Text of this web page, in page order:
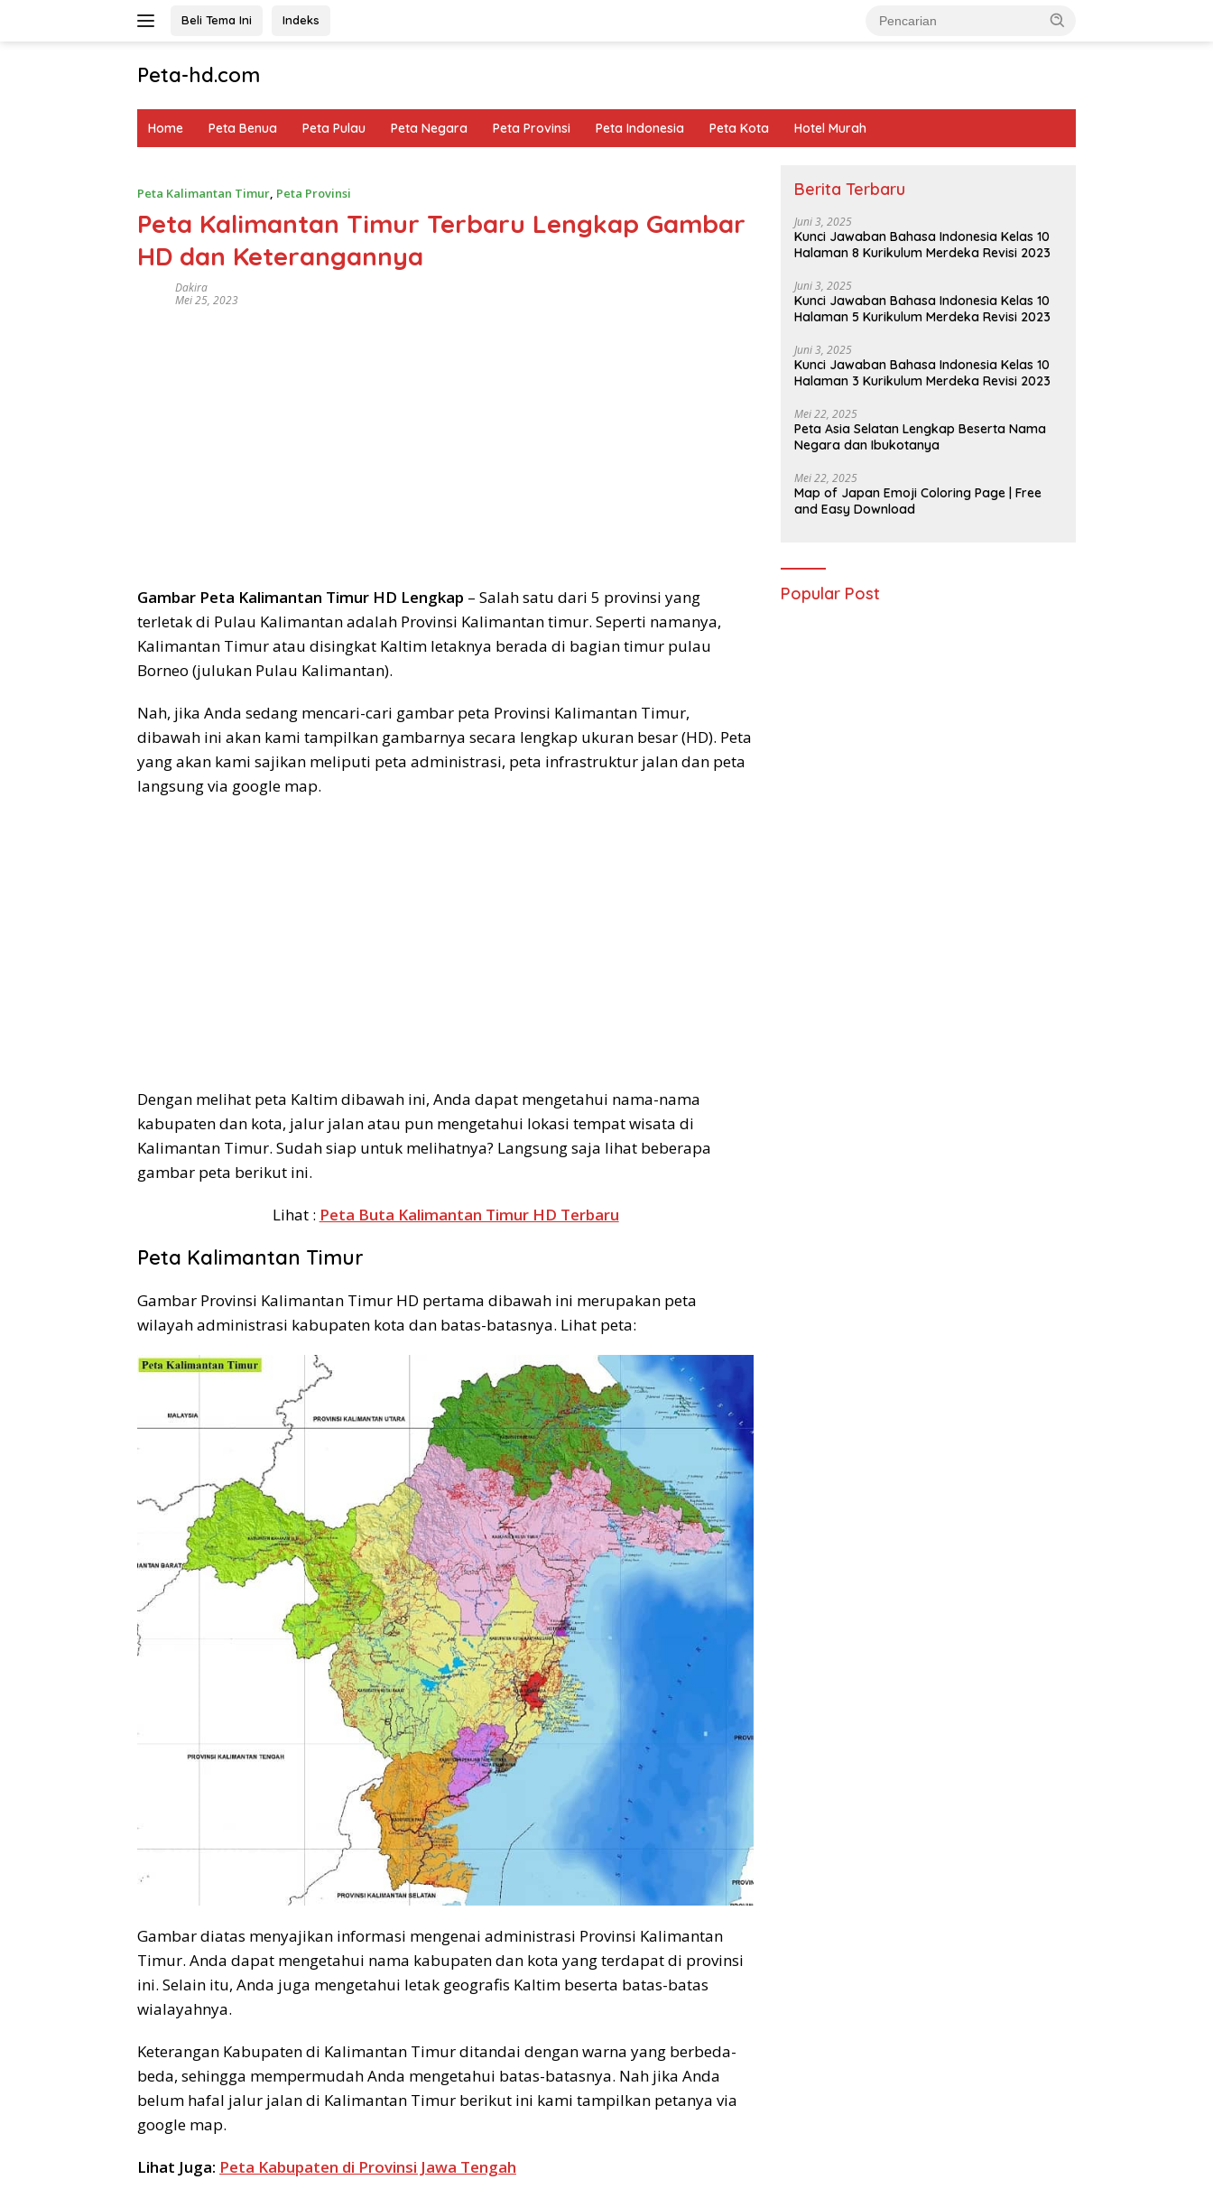
Beli Tema Ini Indeks
Peta-hd.com
Gambar
Home Peta Benua Peta Pulau Peta Negara Peta Provinsi Peta Indonesia Peta Kota Hotel Murah
Peta Kalimantan Timur, Peta Provinsi
Peta Kalimantan Timur Terbaru Lengkap Gambar
HD dan Keterangannya
Dakira
Mei 25, 2023
Gambar Peta Kalimantan Timur HD Lengkap – Salah satu dari 5 provinsi yang
terletak di Pulau Kalimantan adalah Provinsi Kalimantan timur. Seperti namanya,
Kalimantan Timur atau disingkat Kaltim letaknya berada di bagian timur pulau
Borneo (julukan Pulau Kalimantan).
Nah, jika Anda sedang mencari-cari gambar peta Provinsi Kalimantan Timur,
dibawah ini akan kami tampilkan gambarnya secara lengkap ukuran besar (HD). Peta
yang akan kami sajikan meliputi peta administrasi, peta infrastruktur jalan dan peta
langsung via google map.
Dengan melihat peta Kaltim dibawah ini, Anda dapat mengetahui nama-nama
kabupaten dan kota, jalur jalan atau pun mengetahui lokasi tempat wisata di
Kalimantan Timur. Sudah siap untuk melihatnya? Langsung saja lihat beberapa
gambar peta berikut ini.
Lihat : Peta Buta Kalimantan Timur HD Terbaru
Peta Kalimantan Timur
Gambar Provinsi Kalimantan Timur HD pertama dibawah ini merupakan peta
wilayah administrasi kabupaten kota dan batas-batasnya. Lihat peta:
Gambar diatas menyajikan informasi mengenai administrasi Provinsi Kalimantan
Timur. Anda dapat mengetahui nama kabupaten dan kota yang terdapat di provinsi
ini. Selain itu, Anda juga mengetahui letak geografis Kaltim beserta batas-batas
wialayahnya.
Keterangan Kabupaten di Kalimantan Timur ditandai dengan warna yang berbeda-
beda, sehingga mempermudah Anda mengetahui batas-batasnya. Nah jika Anda
belum hafal jalur jalan di Kalimantan Timur berikut ini kami tampilkan petanya via
google map.
Lihat Juga: Peta Kabupaten di Provinsi Jawa Tengah
Berita Terbaru
Juni 3, 2025
Kunci Jawaban Bahasa Indonesia Kelas 10
Halaman 8 Kurikulum Merdeka Revisi 2023
Juni 3, 2025
Kunci Jawaban Bahasa Indonesia Kelas 10
Halaman 5 Kurikulum Merdeka Revisi 2023
Juni 3, 2025
Kunci Jawaban Bahasa Indonesia Kelas 10
Halaman 3 Kurikulum Merdeka Revisi 2023
Mei 22, 2025
Peta Asia Selatan Lengkap Beserta Nama
Negara dan Ibukotanya
Mei 22, 2025
Map of Japan Emoji Coloring Page | Free
and Easy Download
Popular Post